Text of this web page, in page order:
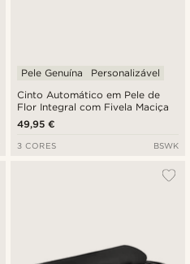
Cinto Automático em Pele de
Flor Integral com Fivela Maciça
Pele Genuína Personalizável
49,95 €
3 CORES BSWK